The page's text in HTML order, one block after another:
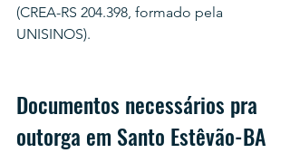
(CREA-RS 204.398, formado pela
UNISINOS).
Documentos necessários pra
outorga em Santo Estêvão-BA